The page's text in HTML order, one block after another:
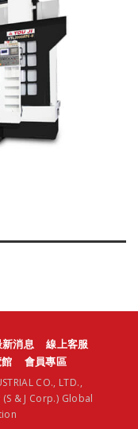
新消息
線上客服
會員專區
CO., LTD.,
(S & J Corp.) Global